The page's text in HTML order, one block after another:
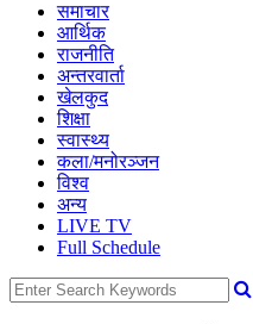
समाचार
आर्थिक
राजनीति
अन्तरवार्ता
खेलकुद
शिक्षा
स्वास्थ्य
कला/मनोरञ्जन
विश्व
अन्य
LIVE TV
Full Schedule